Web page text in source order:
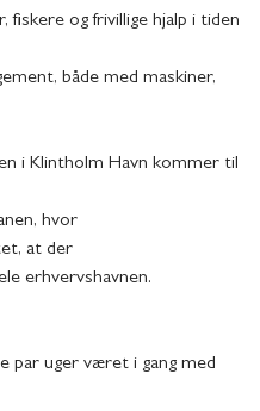
fiskere og frivillige hjalp i tiden
både med maskiner,
i Klintholm Havn kommer til
hvor
at der
erhvervshavnen.
par uger været i gang med